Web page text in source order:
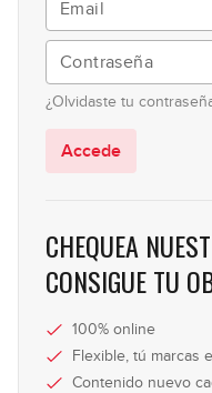
11:35
09:09
¿Olvidaste tu
Accede
CHEQUEA
CONSIGUE TU
100% online
Flexible, tú marcas
Contenido nuevo